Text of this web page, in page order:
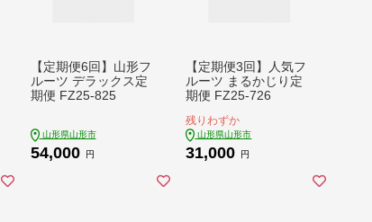
【定期便6回】山形フ
ルーツ デラックス定
期便 FZ25-825
山形県山形市
54,000 円
【定期便3回】人気フ
ルーツ まるかじり定
期便 FZ25-726
残りわずか
山形県山形市
31,000 円